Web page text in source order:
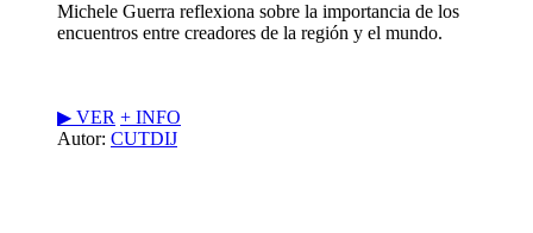
Michele Guerra reflexiona sobre la importancia de los
encuentros entre creadores de la región y el mundo.
▶︎ VER + INFO
Autor: CUTDIJ